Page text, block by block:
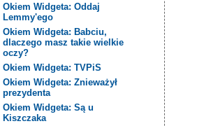
Okiem Widgeta: Oddaj
Lemmy'ego
Okiem Widgeta: Babciu,
dlaczego masz takie wielkie
oczy?
Okiem Widgeta: TVPiS
Okiem Widgeta: Znieważył
prezydenta
Okiem Widgeta: Są u
Kiszczaka